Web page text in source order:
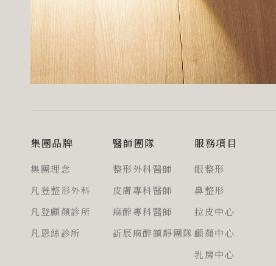
集團品牌
集團理念
凡登整形外科
凡登顱顏診所
凡恩絲診所
醫師團隊
整形外科醫師
皮膚專科醫師
麻醉專科醫師
訢辰麻醉鎮靜團隊
服務項目
眼整形
鼻整形
拉皮中心
顱顏中心
乳房中心